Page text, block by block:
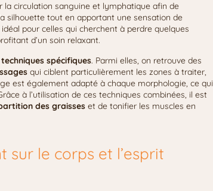
la circulation sanguine et lymphatique afin de
silhouette tout en apportant une sensation de
pour celles qui cherchent à perdre quelques
d’un soin relaxant.
techniques spécifiques. Parmi elles, on retrouve des
qui ciblent particulièrement les zones à traiter,
est également adapté à chaque morphologie, ce qui
à l’utilisation de ces techniques combinées, il est
des graisses et de tonifier les muscles en
le corps et l’esprit